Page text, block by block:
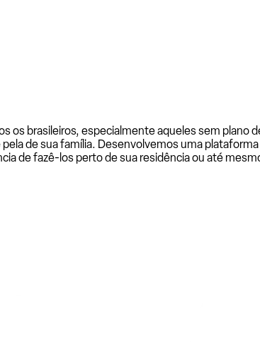
os brasileiros, especialmente aqueles sem plano
de sua família. Desenvolvemos uma
de fazê-los perto de sua residência ou até